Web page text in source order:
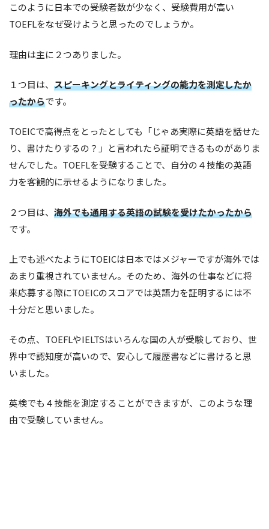
このように日本での受験者数が少なく、受験費用が高い
TOEFLをなぜ受けようと思ったのでしょうか。
理由は主に２つありました。
１つ目は、 スピーキングとライティングの能力を測定したか
ったからです。
TOEICで高得点をとったとしても「じゃあ実際に英語を話せた
り、書けたりするの？」と言われたら証明できるものがありま
せんでした。TOEFLを受験することで、自分の４技能の英語
力を客観的に示せるようになりました。
２つ目は、 海外でも通用する英語の試験を受けたかったから
です。
上でも述べたようにTOEICは日本ではメジャーですが海外では
あまり重視されていません。そのため、海外の仕事などに将
来応募する際にTOEICのスコアでは英語力を証明するには不
十分だと思いました。
その点、TOEFLやIELTSはいろんな国の人が受験しており、世
界中で認知度が高いので、安心して履歴書などに書けると思
いました。
英検でも４技能を測定することができますが、このような理
由で受験していません。